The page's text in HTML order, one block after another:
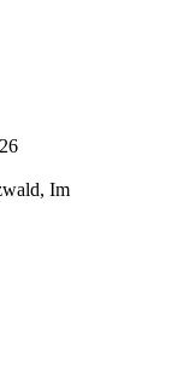
Im